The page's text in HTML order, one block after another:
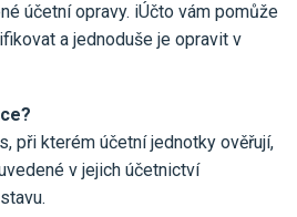
účetní opravy. iÚčto vám pomůže
a jednoduše je opravit v
při kterém účetní jednotky ověřují,
v jejich účetnictví